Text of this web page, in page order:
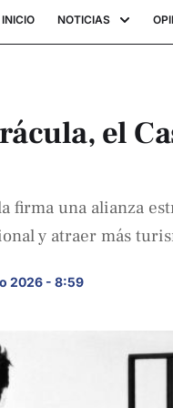
INICIO NOTICIAS
el
firma una alianza
y atraer más
2026 - 8:59